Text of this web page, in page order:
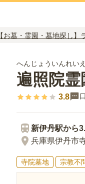
【お墓・霊園・墓地探し】
へんじょういんれい
遍照院霊
3.8
新伊丹駅から
兵庫県伊丹市
寺院墓地 宗教不